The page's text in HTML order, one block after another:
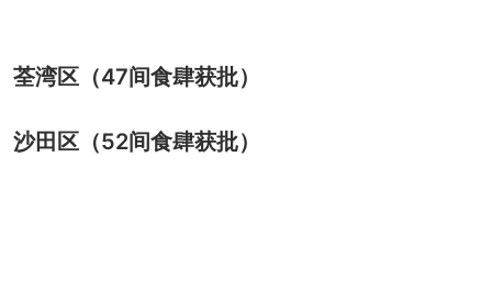
荃湾区（47间食肆获批）
沙田区（52间食肆获批）